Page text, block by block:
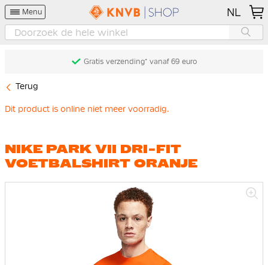
Menu NL
Gratis verzending* vanaf 69 euro
Terug
Dit product is online niet meer voorradig.
NIKE PARK VII DRI-FIT
VOETBALSHIRT ORANJE